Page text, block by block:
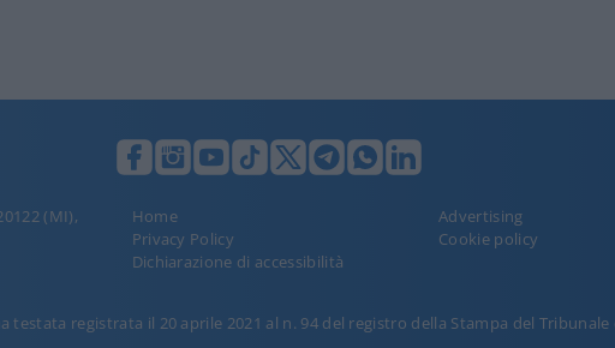
(MI),
Home Advertising
Privacy Policy
Cookie policy
Dichiarazione di accessibilità
testata registrata il 20 aprile 2021 al n. 94 del registro della Stampa del